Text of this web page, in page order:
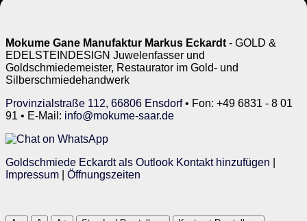
Mokume Gane Manufaktur Markus Eckardt - GOLD &
EDELSTEINDESIGN Juwelenfasser und
Goldschmiedemeister, Restaurator im Gold- und
Silberschmiedehandwerk
Provinzialstraße 112, 66806 Ensdorf• Fon: +49 6831 - 8 01
91 • E-Mail: info@mokume-saar.de
Goldschmiede Eckardt als Outlook Kontakt hinzufügen
Impressum
Öffnungszeiten